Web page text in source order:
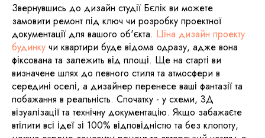
Звернувшись до дизайн студії Бєлік ви можете
замовити ремонт під ключ чи розробку проектної
документації для вашого об'єкта. Ціна дизайн проекту
будинку чи квартири буде відома одразу, адже вона
фіксована та залежить від площі. Ще на старті ви
визначене шлях до певного стиля та атмосфери в
середині оселі, а дизайнер перенесе ваші фантазії та
побажання в реальність. Спочатку - у схеми, 3Д
візуалізації та технічну документацію. Якщо забажаєте
втілити всі ідеї зі 100% відповідністю та без клопоту,